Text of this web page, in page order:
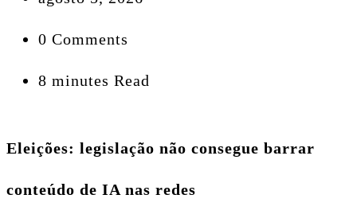
0 Comments
8 minutes Read
Eleições: legislação não consegue barrar
conteúdo de IA nas redes